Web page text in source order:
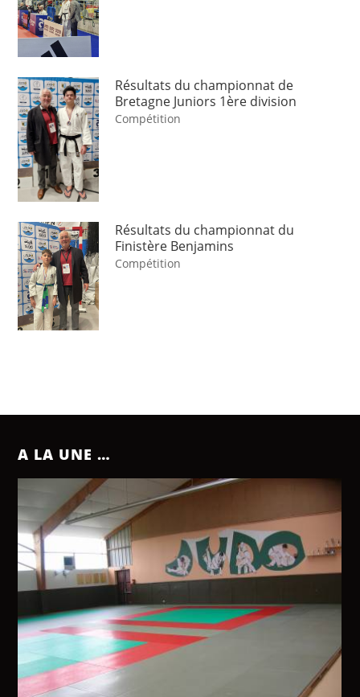
Résultats du championnat de
Bretagne Juniors 1ère division
Compétition
Résultats du championnat du
Finistère Benjamins
Compétition
A LA UNE …